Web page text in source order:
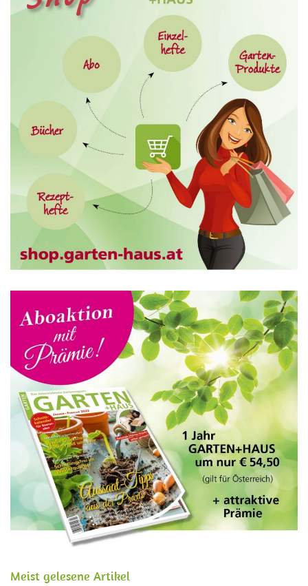
Meist gelesene Artikel